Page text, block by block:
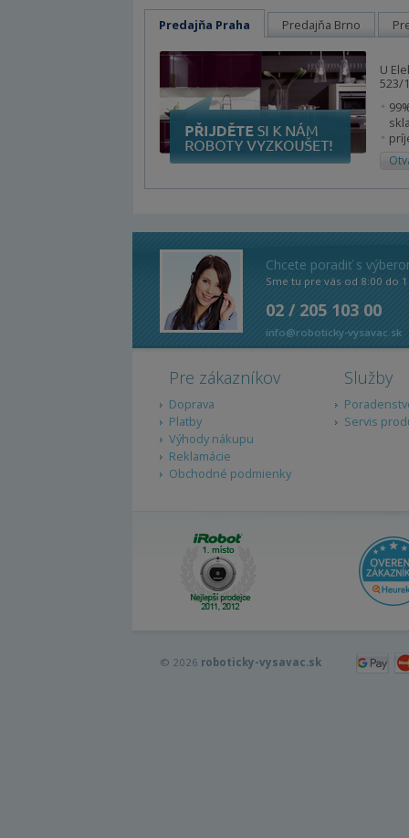
Predajňa Praha Predajňa Brno
U
523/
Chcete poradiť s
Sme tu pre vás od 8:00 do
02 / 205 103 00
info@roboticky-vysavac.sk
Pre zákazníkov
Doprava
Platby
Výhody nákupu
Reklamácie
Obchodné podmienky
Služby
Servis
© 2026 roboticky-vysavac.sk